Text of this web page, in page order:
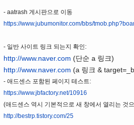
- aatrash 게시판으로 이동
https://www.jubumonitor.com/bbs/
- 일반 사이트 링크 되는지 확인:
http://www.naver.com (단순 a 링크)
http://www.naver.com (a 링크 &
- 애드센스 포함된 페이지 테스트:
https://www.jbfactory.net/10916
(애드센스 역시 기본적으로 새 창에서 열리는 것
http://bestrp.tistory.com/25